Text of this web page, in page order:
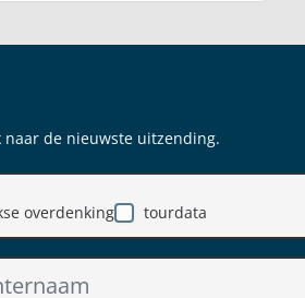
de nieuwste uitzending.
overdenking tourdata